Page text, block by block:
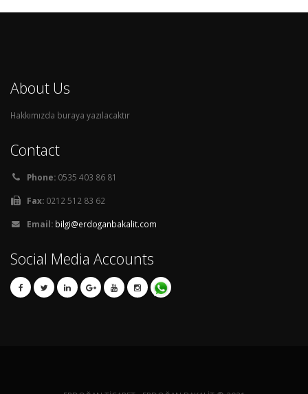
About Us
Hakkımızda buraya yazılacaktır
Contact
Phone: 0535 403 86 81
Fax: 0212 512 83 62
Email: bilgi@erdoganbakalit.com
Social Media Accounts